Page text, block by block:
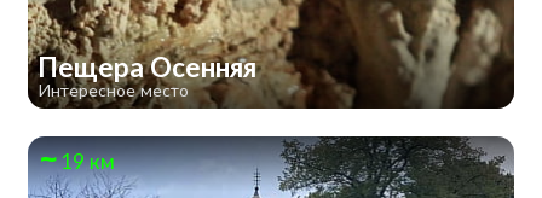
Пещера Осенняя
Интересное место
19 км